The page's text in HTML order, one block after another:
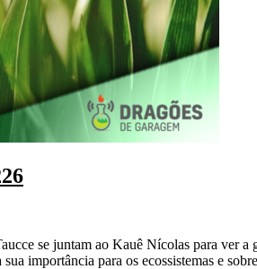
se juntam ao Kauê Nícolas para ver
importância para os ecossistemas e